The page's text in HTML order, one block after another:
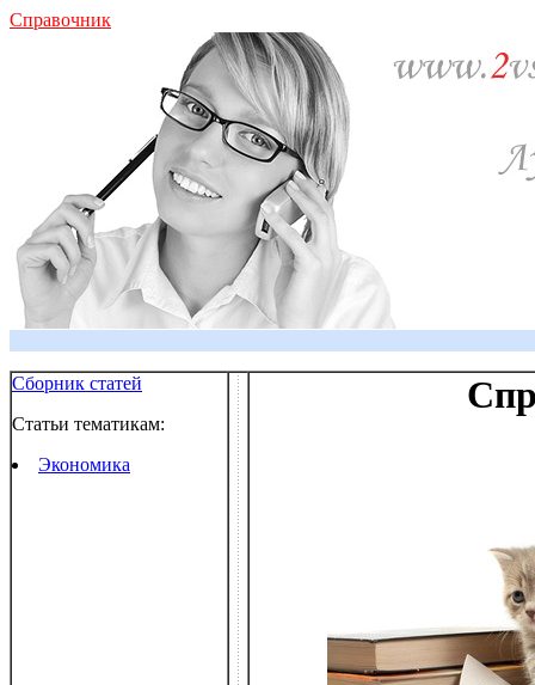
Справочник
Сборник статей
Статьи тематикам:
Экономика